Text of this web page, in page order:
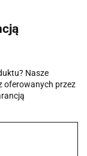
Nasze
oferowanych przez